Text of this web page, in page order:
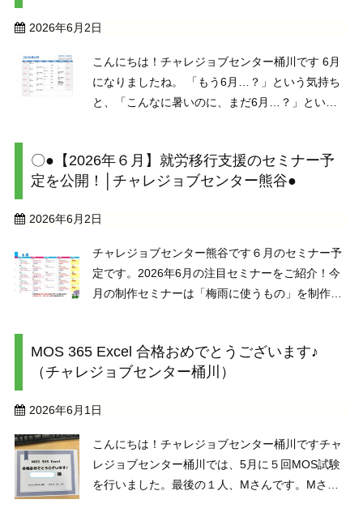
2026年6月2日
こんにちは！チャレジョブセンター桶川です 6月
になりましたね。 「もう6月…？」という気持ち
と、「こんなに暑いのに、まだ6月…？」という
過ごしください。 さて、 ...
〇●【2026年６月】就労移行支援のセミナー予
定を公開！│チャレジョブセンター熊谷●
2026年6月2日
チャレジョブセンター熊谷です６月のセミナー予
定です。2026年6月の注目セミナーをご紹介！今
月の制作セミナーは「梅雨に使うもの」を制作予
力を身につけられます。「ニュースセミナー」で
は時事問題に ...
MOS 365 Excel 合格おめでとうございます♪
（チャレジョブセンター桶川）
2026年6月1日
こんにちは！チャレジョブセンター桶川ですチャ
レジョブセンター桶川では、5月に５回MOS試験
を行いました。最後の１人、Mさんです。Mさん